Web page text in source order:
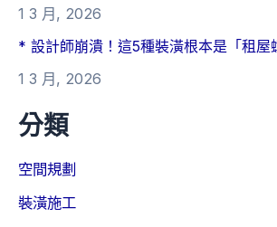
1 3 月, 2026
* 設計師崩潰！這5種裝潢根本是「租屋
1 3 月, 2026
分類
空間規劃
裝潢施工